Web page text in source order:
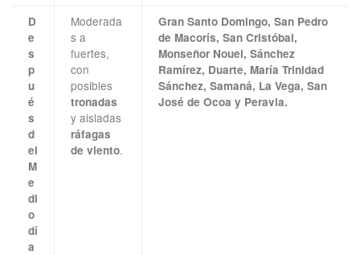
D
e
s
p
u
é
s
d
el
M
e
di
o
dí
a
Moderada
s a
fuertes,
con
posibles
tronadas
y aisladas
ráfagas
de viento.
Gran Santo Domingo, San Pedro
de Macorís, San Cristóbal,
Monseñor Nouel, Sánchez
Ramírez, Duarte, María Trinidad
Sánchez, Samaná, La Vega, San
José de Ocoa y Peravia.